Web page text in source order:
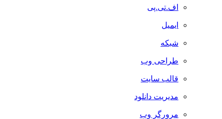
اف.تی.پی
ایمیل
شبکه
طراحی وب
قالب سایت
مدیریت دانلود
مرورگر وب